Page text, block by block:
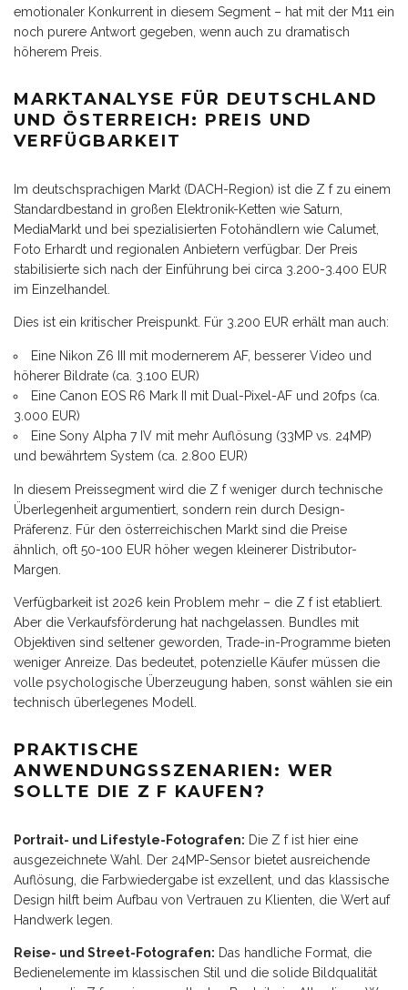
emotionaler Konkurrent in diesem Segment – hat mit der M11 ein
noch purere Antwort gegeben, wenn auch zu dramatisch
höherem Preis.
MARKTANALYSE FÜR DEUTSCHLAND
UND ÖSTERREICH: PREIS UND
VERFÜGBARKEIT
Im deutschsprachigen Markt (DACH-Region) ist die Z f zu einem
Standardbestand in großen Elektronik-Ketten wie Saturn,
MediaMarkt und bei spezialisierten Fotohändlern wie Calumet,
Foto Erhardt und regionalen Anbietern verfügbar. Der Preis
stabilisierte sich nach der Einführung bei circa 3.200-3.400 EUR
im Einzelhandel.
Dies ist ein kritischer Preispunkt. Für 3.200 EUR erhält man auch:
Eine Nikon Z6 III mit modernerem AF, besserer Video und
höherer Bildrate (ca. 3.100 EUR)
Eine Canon EOS R6 Mark II mit Dual-Pixel-AF und 20fps (ca.
3.000 EUR)
Eine Sony Alpha 7 IV mit mehr Auflösung (33MP vs. 24MP)
und bewährtem System (ca. 2.800 EUR)
In diesem Preissegment wird die Z f weniger durch technische
Überlegenheit argumentiert, sondern rein durch Design-
Präferenz. Für den österreichischen Markt sind die Preise
ähnlich, oft 50-100 EUR höher wegen kleinerer Distributor-
Margen.
Verfügbarkeit ist 2026 kein Problem mehr – die Z f ist etabliert.
Aber die Verkaufsförderung hat nachgelassen. Bundles mit
Objektiven sind seltener geworden, Trade-in-Programme bieten
weniger Anreize. Das bedeutet, potenzielle Käufer müssen die
volle psychologische Überzeugung haben, sonst wählen sie ein
technisch überlegenes Modell.
PRAKTISCHE
ANWENDUNGSSZENARIEN: WER
SOLLTE DIE Z F KAUFEN?
Portrait- und Lifestyle-Fotografen: Die Z f ist hier eine
ausgezeichnete Wahl. Der 24MP-Sensor bietet ausreichende
Auflösung, die Farbwiedergabe ist exzellent, und das klassische
Design hilft beim Aufbau von Vertrauen zu Klienten, die Wert auf
Handwerk legen.
Reise- und Street-Fotografen: Das handliche Format, die
Bedienelemente im klassischen Stil und die solide Bildqualität